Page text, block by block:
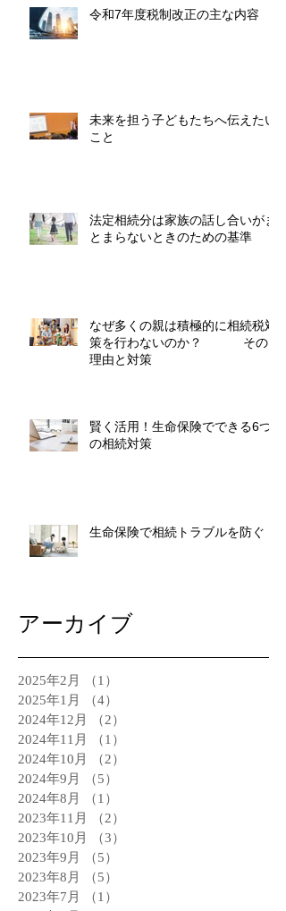
令和7年度税制改正の主な内容
未来を担う子どもたちへ伝えたい
こと
法定相続分は家族の話し合いがま
とまらないときのための基準
なぜ多くの親は積極的に相続税対
策を行わないのか？ その
理由と対策
賢く活用！生命保険でできる6つ
の相続対策
生命保険で相続トラブルを防ぐ
アーカイブ
2025年2月 （1）
2025年1月
（4）
2024年12月
（2）
2024年11月
（1）
2024年10月
（2）
2024年9月
（5）
2024年8月
（1）
2023年11月
（2）
2023年10月
（3）
2023年9月
（5）
2023年8月
（5）
2023年7月
（1）